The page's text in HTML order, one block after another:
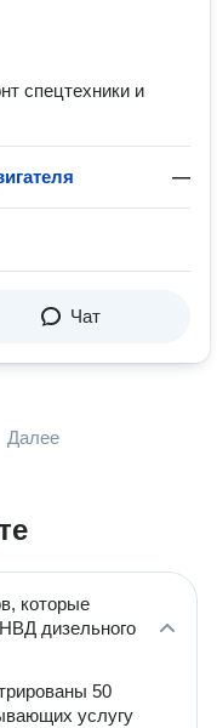
спецтехники и
—
Чат
Далее
которые
дизельного
50
услугу